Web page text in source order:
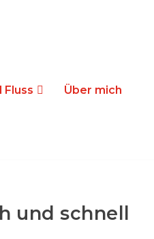
Fluss Über mich
und schnell